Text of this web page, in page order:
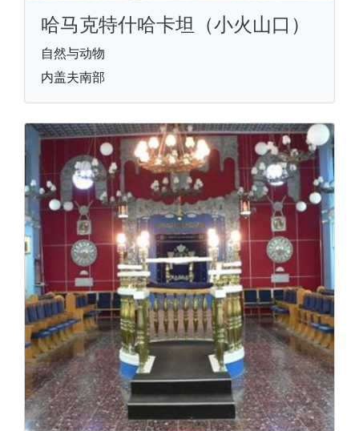
哈马克特什哈卡坦（小火山口）
自然与动物
内盖夫南部